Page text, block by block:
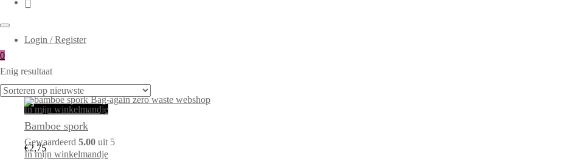
Login / Register
0
Enig resultaat
In mijn winkelmandje
Bamboe spork
Gewaardeerd 5.00 uit 5
€2,75
In mijn winkelmandje